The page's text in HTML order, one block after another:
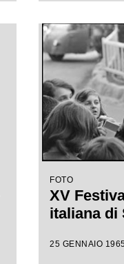
FOTO
XV
italiana di
25 GENNAIO